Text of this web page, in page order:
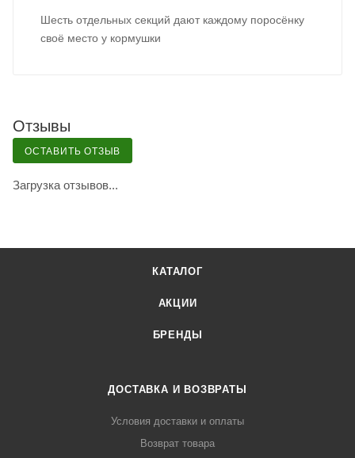
Шесть отдельных секций дают каждому поросёнку
своё место у кормушки
Отзывы
ОСТАВИТЬ ОТЗЫВ
Загрузка отзывов...
КАТАЛОГ
АКЦИИ
БРЕНДЫ
ДОСТАВКА И ВОЗВРАТЫ
Условия доставки и оплаты
Возврат товара